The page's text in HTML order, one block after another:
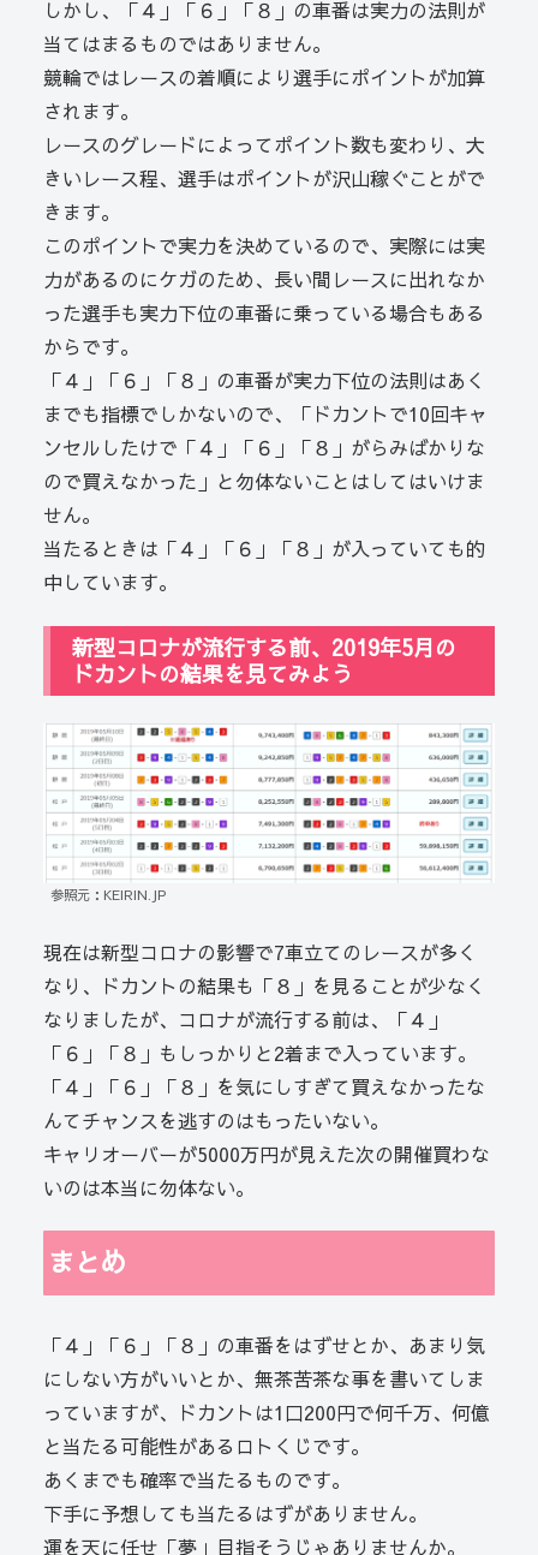
しかし、「４」「６」「８」の車番は実力の法則が
当てはまるものではありません。
競輪ではレースの着順により選手にポイントが加算
されます。
レースのグレードによってポイント数も変わり、大
きいレース程、選手はポイントが沢山稼ぐことがで
きます。
このポイントで実力を決めているので、実際には実
力があるのにケガのため、長い間レースに出れなか
った選手も実力下位の車番に乗っている場合もある
からです。
「４」「６」「８」の車番が実力下位の法則はあく
までも指標でしかないので、「ドカントで10回キャ
ンセルしたけで「４」「６」「８」がらみばかりな
ので買えなかった」と勿体ないことはしてはいけま
せん。
当たるときは「４」「６」「８」が入っていても的
中しています。
新型コロナが流行する前、2019年5月の
ドカントの結果を見てみよう
参照元：KEIRIN.JP
現在は新型コロナの影響で7車立てのレースが多く
なり、ドカントの結果も「８」を見ることが少なく
なりましたが、コロナが流行する前は、「４」
「６」「８」もしっかりと2着まで入っています。
「４」「６」「８」を気にしすぎて買えなかったな
んてチャンスを逃すのはもったいない。
キャリオーバーが5000万円が見えた次の開催買わな
いのは本当に勿体ない。
まとめ
「４」「６」「８」の車番をはずせとか、あまり気
にしない方がいいとか、無茶苦茶な事を書いてしま
っていますが、ドカントは1口200円で何千万、何億
と当たる可能性があるロトくじです。
あくまでも確率で当たるものです。
下手に予想しても当たるはずがありません。
運を天に任せ「夢」目指そうじゃありませんか。